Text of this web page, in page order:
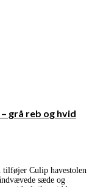
grå reb og hvid
tilføjer Culip havestolen
sæde og